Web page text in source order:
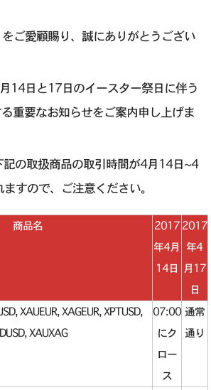
ご愛顧賜り、誠にありがとうござい
14日と17日のイースター祭日に伴う
重要なお知らせをご案内申し上げま
記の取扱商品の取引時間が4月14日~4
すので、ご注意ください。
商品名
2017
年4月
14日
2017
年4
月17
日
XAUEUR, XAGEUR, XPTUSD,
XAUXAG
07:00
にク
ロー
ス
通常
通り